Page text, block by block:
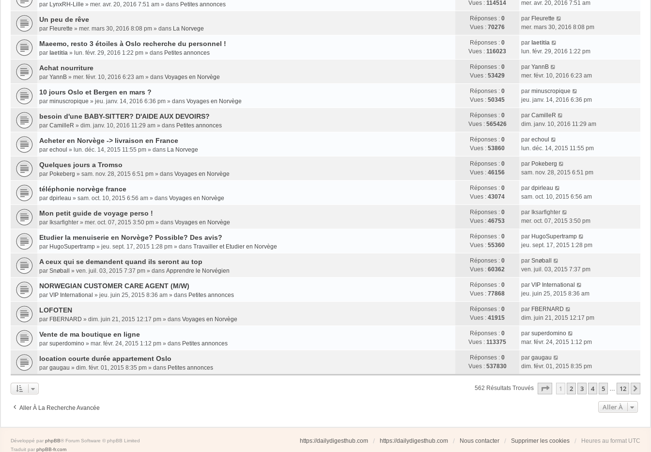
par LynxRH-Lille » mer. avr. 20, 2016 7:51 am » dans Petites annonces
Vues : 114514
mer. avr. 20, 2016 7:51 am
Un peu de rêve
par Fleurette » mer. mars 30, 2016 8:08 pm » dans La Norvege
Réponses : 0
Vues : 70276
par Fleurette
mer. mars 30, 2016 8:08 pm
Maeemo, resto 3 étoiles à Oslo recherche du personnel !
par laetitia » lun. févr. 29, 2016 1:22 pm » dans Petites annonces
Réponses : 0
Vues : 116023
par laetitia
lun. févr. 29, 2016 1:22 pm
Achat nourriture
par YannB » mer. févr. 10, 2016 6:23 am » dans Voyages en Norvège
Réponses : 0
Vues : 53429
par YannB
mer. févr. 10, 2016 6:23 am
10 jours Oslo et Bergen en mars ?
par minuscropique » jeu. janv. 14, 2016 6:36 pm » dans Voyages en Norvège
Réponses : 0
Vues : 50345
par minuscropique
jeu. janv. 14, 2016 6:36 pm
besoin d'une BABY-SITTER? D'AIDE AUX DEVOIRS?
par CamilleR » dim. janv. 10, 2016 11:29 am » dans Petites annonces
Réponses : 0
Vues : 565426
par CamilleR
dim. janv. 10, 2016 11:29 am
Acheter en Norvège -> livraison en France
par echoul » lun. déc. 14, 2015 11:55 pm » dans La Norvege
Réponses : 0
Vues : 53860
par echoul
lun. déc. 14, 2015 11:55 pm
Quelques jours a Tromso
par Pokeberg » sam. nov. 28, 2015 6:51 pm » dans Voyages en Norvège
Réponses : 0
Vues : 46156
par Pokeberg
sam. nov. 28, 2015 6:51 pm
téléphonie norvège france
par dpirleau » sam. oct. 10, 2015 6:56 am » dans Voyages en Norvège
Réponses : 0
Vues : 43074
par dpirleau
sam. oct. 10, 2015 6:56 am
Mon petit guide de voyage perso !
par Iksarfighter » mer. oct. 07, 2015 3:50 pm » dans Voyages en Norvège
Réponses : 0
Vues : 46753
par Iksarfighter
mer. oct. 07, 2015 3:50 pm
Etudier la menuiserie en Norvège? Possible? Des avis?
par HugoSupertramp » jeu. sept. 17, 2015 1:28 pm » dans Travailler et Etudier en Norvège
Réponses : 0
Vues : 55360
par HugoSupertramp
jeu. sept. 17, 2015 1:28 pm
A ceux qui se demandent quand ils seront au top
par Snøball » ven. juil. 03, 2015 7:37 pm » dans Apprendre le Norvégien
Réponses : 0
Vues : 60362
par Snøball
ven. juil. 03, 2015 7:37 pm
NORWEGIAN CUSTOMER CARE AGENT (M/W)
par VIP International » jeu. juin 25, 2015 8:36 am » dans Petites annonces
Réponses : 0
Vues : 77868
par VIP International
jeu. juin 25, 2015 8:36 am
LOFOTEN
par FBERNARD » dim. juin 21, 2015 12:17 pm » dans Voyages en Norvège
Réponses : 0
Vues : 41915
par FBERNARD
dim. juin 21, 2015 12:17 pm
Vente de ma boutique en ligne
par superdomino » mar. févr. 24, 2015 1:12 pm » dans Petites annonces
Réponses : 0
Vues : 113375
par superdomino
mar. févr. 24, 2015 1:12 pm
location courte durée appartement Oslo
par gaugau » dim. févr. 01, 2015 8:35 pm » dans Petites annonces
Réponses : 0
Vues : 537830
par gaugau
dim. févr. 01, 2015 8:35 pm
562 Résultats Trouvés Page Sur12
1 2 3 4 5 … 12
Aller À La Recherche Avancée Aller À
https://dailydigesthub.com https://dailydigesthub.com Nous contacter Supprimer les cookies Heures au format UTC
Développé par phpBB® Forum Software © phpBB Limited
Traduit par phpBB-fr.com